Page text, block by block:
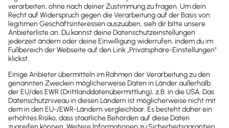
Mobil arbeiten per Web, App &
unterwegs
Ideal für Selbstständige,
Freelancer
Preise & Versionen ansehen